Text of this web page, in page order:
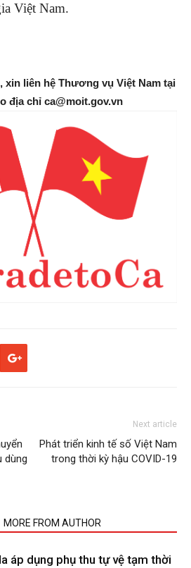
Việt Nam.
xin liên hệ Thương vụ Việt Nam tại
địa chỉ ca@moit.gov.vn
dùng
Next article
Phát triển kinh tế số Việt Nam
trong thời kỳ hậu COVID-19
MORE FROM AUTHOR
áp dụng phụ thu tự vệ tạm thời